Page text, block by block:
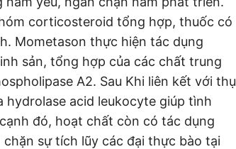
corticosteroid tổng hợp, thuốc có
Mometason thực hiện tác dụng
sản, tổng hợp của các chất trung
A2. Sau Khi liên kết với thụ
acid leukocyte giúp tình
đó, hoạt chất còn có tác dụng
sự tích lũy các đại thực bào tại